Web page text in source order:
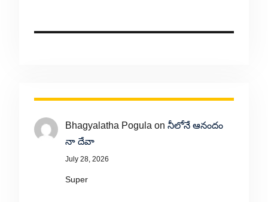
Bhagyalatha Pogula on నీలోనే ఆనందం
నా దేవా
July 28, 2026
Super